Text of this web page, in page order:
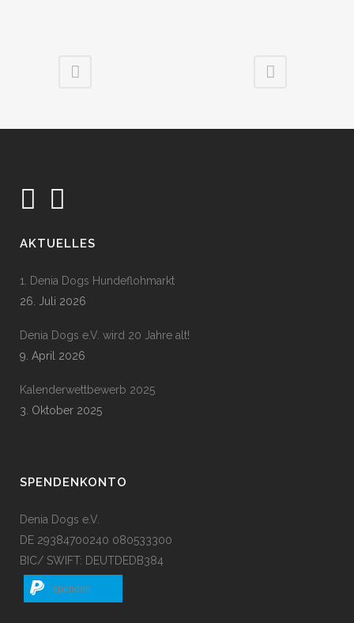
AKTUELLES
1. Denia Dogs Hundeflohmarkt
26. Juli 2026
Denia Dogs e.V. wird 20 Jahre alt!
9. April 2026
Kalenderwettbewerb 2025
3. Oktober 2025
SPENDENKONTO
Denia Dogs e.V.
DE 29384700240 080533300
BIC/ SWIFT: DEUTDEDB384
spenden